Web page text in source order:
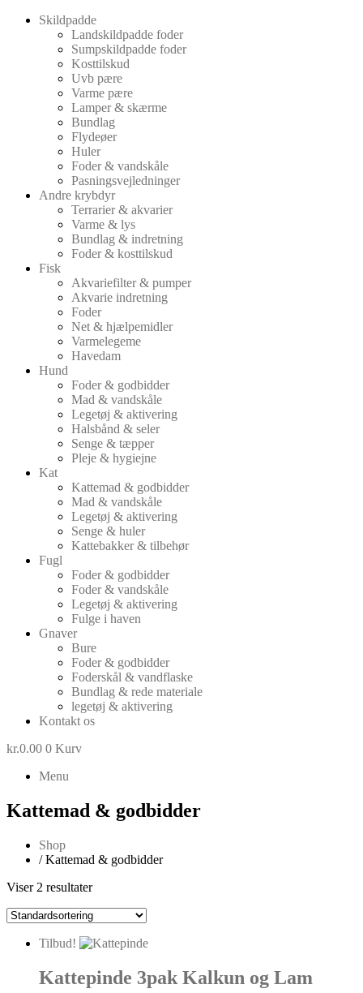
Skildpadde
Landskildpadde foder
Sumpskildpadde foder
Kosttilskud
Uvb pære
Varme pære
Lamper & skærme
Bundlag
Flydeøer
Huler
Foder & vandskåle
Pasningsvejledninger
Andre krybdyr
Terrarier & akvarier
Varme & lys
Bundlag & indretning
Foder & kosttilskud
Fisk
Akvariefilter & pumper
Akvarie indretning
Foder
Net & hjælpemidler
Varmelegeme
Havedam
Hund
Foder & godbidder
Mad & vandskåle
Legetøj & aktivering
Halsbånd & seler
Senge & tæpper
Pleje & hygiejne
Kat
Kattemad & godbidder
Mad & vandskåle
Legetøj & aktivering
Senge & huler
Kattebakker & tilbehør
Fugl
Foder & godbidder
Foder & vandskåle
Legetøj & aktivering
Fulge i haven
Gnaver
Bure
Foder & godbidder
Foderskål & vandflaske
Bundlag & rede materiale
legetøj & aktivering
Kontakt os
kr.0.00 0 Kurv
Menu
Kattemad & godbidder
Shop
/ Kattemad & godbidder
Viser 2 resultater
Tilbud!
Kattepinde 3pak Kalkun og Lam